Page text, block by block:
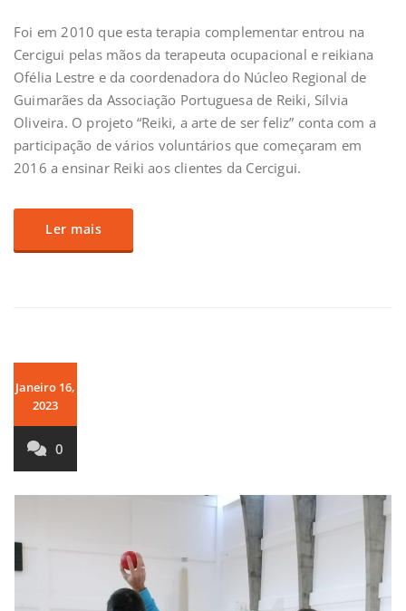
Foi em 2010 que esta terapia complementar entrou na
Cercigui pelas mãos da terapeuta ocupacional e reikiana
Ofélia Lestre e da coordenadora do Núcleo Regional de
Guimarães da Associação Portuguesa de Reiki, Sílvia
Oliveira. O projeto “Reiki, a arte de ser feliz” conta com a
participação de vários voluntários que começaram em
2016 a ensinar Reiki aos clientes da Cercigui.
Ler mais
Janeiro 16,
2023
0